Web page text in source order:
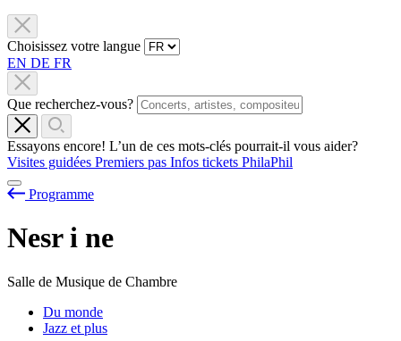
Choisissez votre langue
EN DE FR
Que recherchez-vous?
Essayons encore! L’un de ces mots-clés pourrait-il vous aider?
Visites guidées Premiers pas Infos tickets PhilaPhil
Programme
Nesri ne
Salle de Musique de Chambre
Du monde
Jazz et plus